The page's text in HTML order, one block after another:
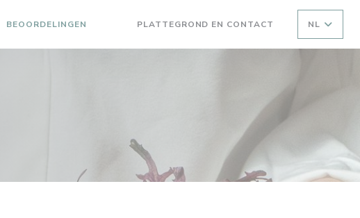
BEOORDELINGEN PLATTEGROND EN CONTACT NL